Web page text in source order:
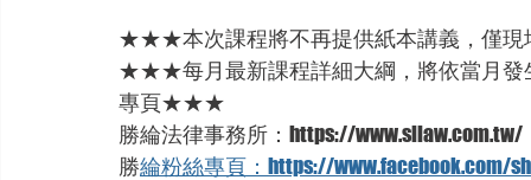
★★★本次課程將不再提供紙本講義，僅
★★★每月最新課程詳細大綱，將依當月發
專頁★★★
勝綸法律事務所：https://www.sllaw.com.tw/
勝綸粉絲專頁：https://www.facebook.com/